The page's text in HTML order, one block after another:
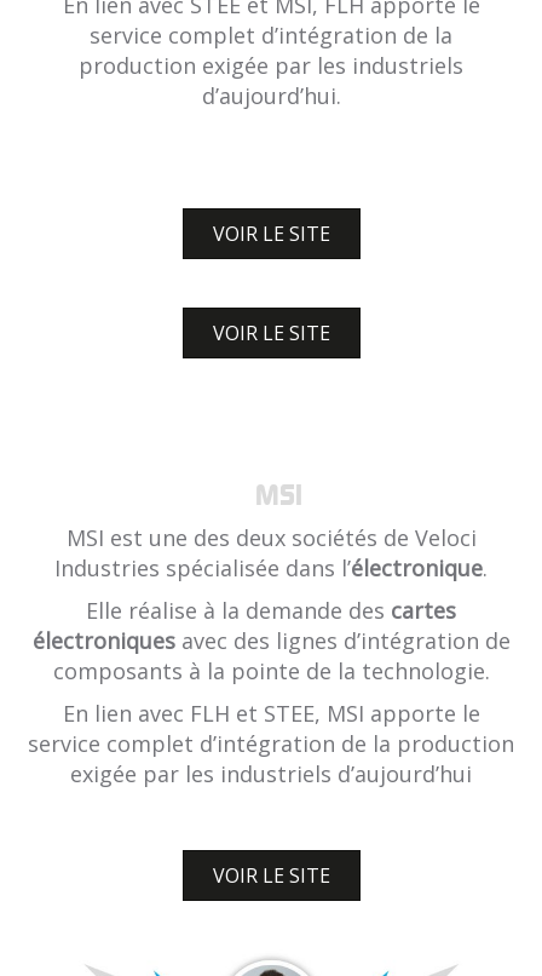
service complet d’intégration de la
production exigée par les industriels
d’aujourd’hui.
VOIR LE SITE
VOIR LE SITE
MSI
MSI est une des deux sociétés de Veloci
Industries spécialisée dans l’électronique.
Elle réalise à la demande des cartes
électroniquesavec des lignes d’intégration de
composants à la pointe de la technologie.
En lien avec FLH et STEE, MSI apporte le
service complet d’intégration de la production
exigée par les industriels d’aujourd’hui
VOIR LE SITE